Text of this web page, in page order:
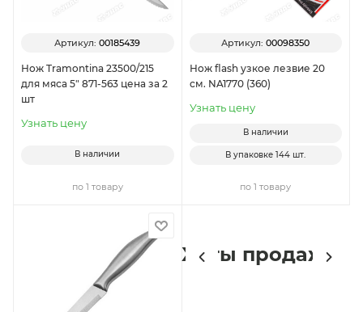
Артикул:00185439
Нож Tramontina 23500/215
для мяса 5" 871-563 цена за 2
шт
Узнать цену
В наличии
по 1 товару
Артикул:00098350
Нож flash узкое лезвие 20
см. NA1770 (360)
Узнать цену
В наличии
В упаковке144 шт.
по 1 товару
Хиты продаж